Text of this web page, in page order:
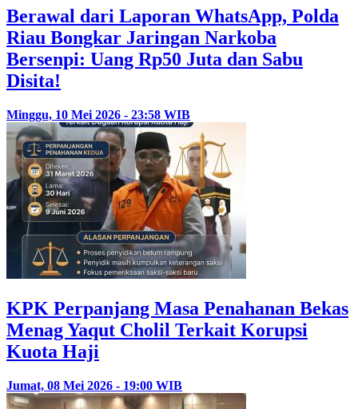
Berawal dari Laporan WhatsApp, Polda
Riau Bongkar Jaringan Narkoba
Bersenpi: Uang Rp50 Juta dan Sabu
Disita!
Minggu, 10 Mei 2026 - 23:58 WIB
KPK Perpanjang Masa Penahanan Bekas
Menag Yaqut Cholil Terkait Korupsi
Kuota Haji
Jumat, 08 Mei 2026 - 19:00 WIB